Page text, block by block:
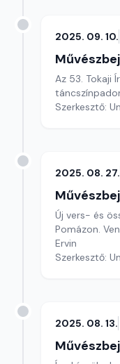
2025. 09. 10.
Az 53. Tokaji
Szerkesztő:
2025. 08. 27.
Új vers- és
Pomázon.
Ervin
Szerkesztő:
2025. 08. 13.